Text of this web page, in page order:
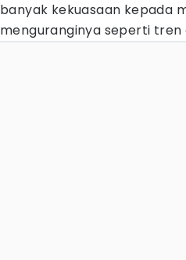
banyak kekuasaan kepada
menguranginya seperti